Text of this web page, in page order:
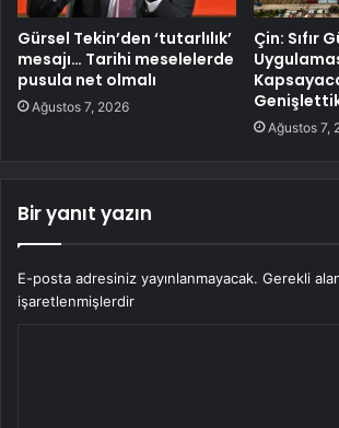
Gürsel Tekin’den ‘tutarlılık’
mesajı… Tarihi meselelerde
pusula net olmalı
Ağustos 7, 2026
Çin: Sıfır
Ağustos 7,
Bir yanıt yazın
E-posta adresiniz yayınlanmayacak. Gerekli
işaretlenmişlerdir